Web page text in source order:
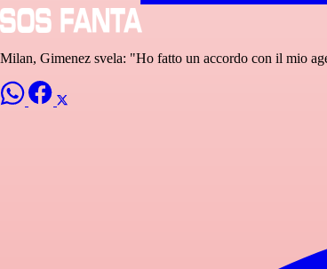
Milan, Gimenez svela: "Ho fatto un accordo con il mio